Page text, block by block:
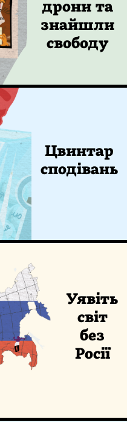
дрони та
знайшли
свободу
Цвинтар
сподівань
Уявіть
світ
без
Росії